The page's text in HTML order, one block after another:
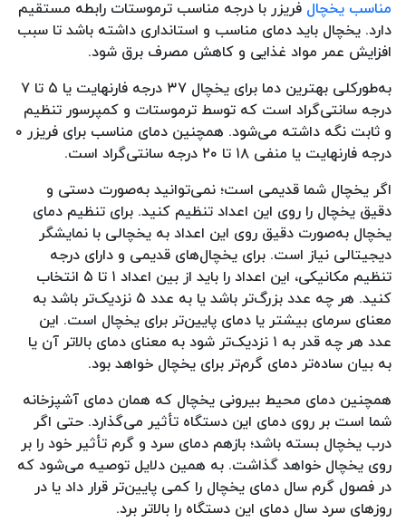
مناسب یخچال فریزر با درجه مناسب ترموستات رابطه مستقیم
دارد. یخچال باید دمای مناسب و استانداری داشته باشد تا سبب
افزایش عمر مواد غذایی و کاهش مصرف برق شود.
به‌طورکلی بهترین دما برای یخچال ۳۷ درجه فارنهایت یا ۵ تا ۷
درجه سانتی‌گراد است که توسط ترموستات و کمپرسور تنظیم
و ثابت نگه داشته می‌شود‌. همچنین دمای مناسب برای فریزر ۰
درجه فارنهایت یا منفی ۱۸ تا ۲۰ درجه سانتی‌گراد است.
اگر یخچال شما قدیمی است؛ نمی‌توانید به‌صورت دستی و
دقیق یخچال را روی این اعداد تنظیم کنید. برای تنظیم دمای
یخچال به‌صورت دقیق روی این اعداد به یخچالی با نمایشگر
دیجیتالی نیاز است. برای یخچال‌های قدیمی و دارای درجه
تنظیم مکانیکی، این اعداد را باید از بین اعداد ۱ تا ۵ انتخاب
کنید. هر چه عدد بزرگ‌تر باشد یا به عدد ۵ نزدیک‌تر باشد به
معنای سرمای بیشتر یا دمای پایین‌تر برای یخچال است. این
عدد هر چه قدر به ۱ نزدیک‌تر شود به معنای دمای بالاتر آن یا
به بیان ساده‌تر دمای گرم‌تر برای یخچال خواهد بود‌.
همچنین دمای محیط بیرونی یخچال که همان دمای آشپزخانه
شما است بر روی دمای این دستگاه تأثیر می‌گذارد. حتی اگر
درب یخچال بسته باشد؛ بازهم دمای سرد و گرم تأثیر خود را بر
روی یخچال خواهد گذاشت. به همین دلایل توصیه می‌شود که
در فصول گرم سال دمای یخچال را کمی پایین‌تر قرار داد یا در
روزهای سرد سال دمای این دستگاه را بالاتر برد.